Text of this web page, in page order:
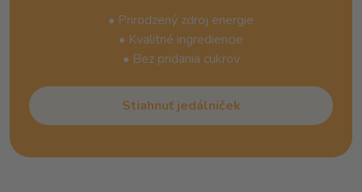
• Prirodzený zdroj energie
• Kvalitné ingrediencie
• Bez pridania cukrov
Stiahnuť jedálniček